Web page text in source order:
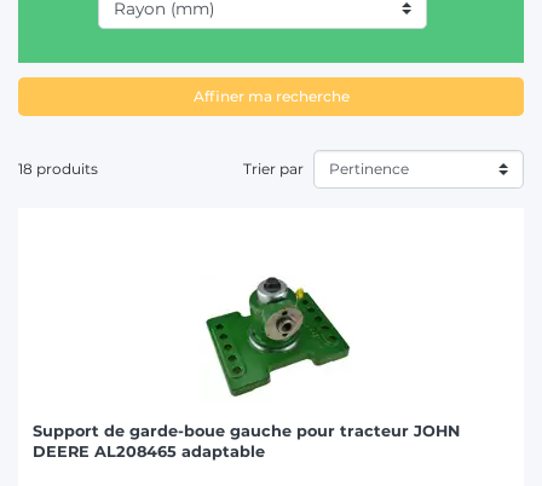
Affiner ma recherche
18 produits Trier par
Support de garde-boue gauche pour tracteur JOHN
DEERE AL208465 adaptable